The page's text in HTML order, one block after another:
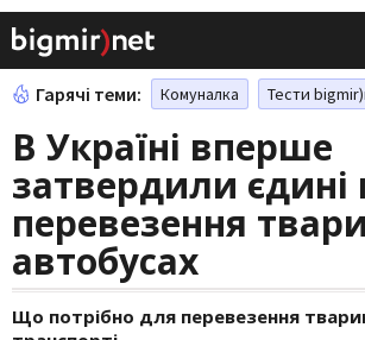
Гарячі теми: Комуналка Тести
В Україні вперше
затвердили єдині
перевезення
автобусах
Що потрібно для перевезення